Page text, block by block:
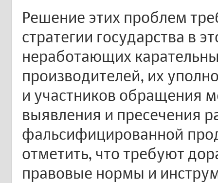
Решение этих проблем
стратегии государства в
неработающих
производителей, их
и участников обращения
выявления и пресечения
фальсифицированной
отметить, что требуют
правовые нормы и